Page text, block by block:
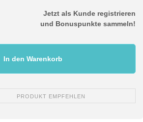
Jetzt als Kunde registrieren
und Bonuspunkte sammeln!
In den Warenkorb
PRODUKT EMPFEHLEN